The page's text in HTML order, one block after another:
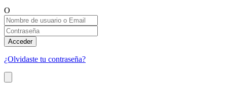
O
Acceder
¿Olvidaste tu contraseña?